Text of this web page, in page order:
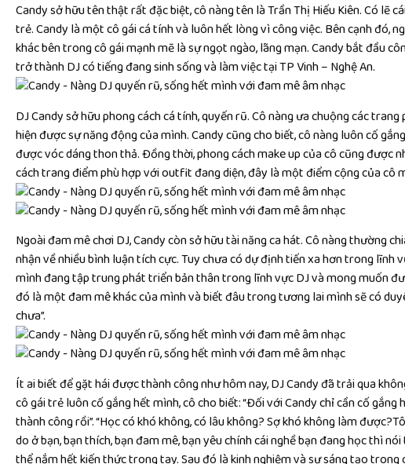
Candy sở hữu tên thật rất đặc biệt, cô nàng tên là Trần Thị Hiếu Kiên. Có lẽ
trẻ. Candy là một cô gái cá tính và luôn hết lòng vì công việc. Bên cạnh đó,
khác bên trong cô gái mạnh mẽ là sự ngọt ngào, lãng mạn. Candy bắt đầu
trở thành DJ có tiếng đang sinh sống và làm việc tại TP Vinh – Nghệ An.
DJ Candy sở hữu phong cách cá tính, quyến rũ. Cô nàng ưa chuộng các
hiện được sự năng động của mình. Candy cũng cho biết, cô nàng luôn cố
được vóc dáng thon thả. Đồng thời, phong cách make up của cô cũng được
cách trang điểm phù hợp với outfit đang diện, đây là một điểm cộng của cô
Ngoài đam mê chơi DJ, Candy còn sở hữu tài năng ca hát. Cô nàng thường
nhận về nhiều bình luận tích cực. Tuy chưa có dự định tiến xa hơn trong lĩnh
mình đang tập trung phát triển bản thân trong lĩnh vực DJ và mong muốn
đó là một đam mê khác của mình và biết đâu trong tương lai mình sẽ có
chưa”.
Ít ai biết để gặt hái được thành công như hôm nay, DJ Candy đã trải qua
cô gái trẻ luôn cố gắng hết mình, cô cho biết: “Đối với Candy chỉ cần cố
thành công rồi”. “Học có khó không, có lâu không? Sợ khó không làm
do ở bạn, bạn thích, bạn đam mê, bạn yêu chính cái nghề bạn đang học thì
thể nắm hết kiến thức trong tay. Sau đó là kinh nghiệm và sự sáng tạo trong